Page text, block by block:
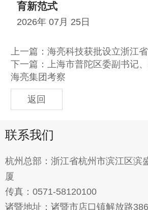
育新范式
2026年 07月 25日
上一篇：海亮科技获批设立浙江
下一篇：上海市普陀区委副书记
海亮集团考察
返回
联系我们
杭州总部：浙江省杭州市滨江区滨
厦
传真：0571-58120100
诸暨地址：诸暨市店口镇解放路